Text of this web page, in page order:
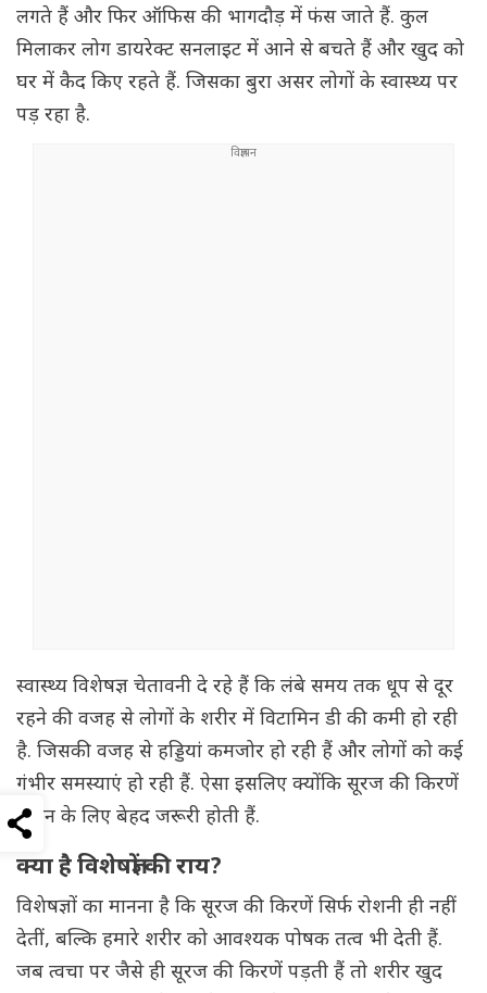
लगते हैं और फिर ऑफिस की भागदौड़ में फंस जाते हैं. कुल
मिलाकर लोग डायरेक्ट सनलाइट में आने से बचते हैं और खुद को
घर में कैद किए रहते हैं. जिसका बुरा असर लोगों के स्वास्थ्य पर
पड़ रहा है.
स्वास्थ्य विशेषज्ञ चेतावनी दे रहे हैं कि लंबे समय तक धूप से दूर
रहने की वजह से लोगों के शरीर में विटामिन डी की कमी हो रही
है. जिसकी वजह से हड्डियां कमजोर हो रही हैं और लोगों को कई
गंभीर समस्याएं हो रही हैं. ऐसा इसलिए क्योंकि सूरज की किरणें
इंसान के लिए बेहद जरूरी होती हैं.
क्या है विशेषज्ञों की राय?
विशेषज्ञों का मानना है कि सूरज की किरणें सिर्फ रोशनी ही नहीं
देतीं, बल्कि हमारे शरीर को आवश्यक पोषक तत्व भी देती हैं.
जब त्वचा पर जैसे ही सूरज की किरणें पड़ती हैं तो शरीर खुद